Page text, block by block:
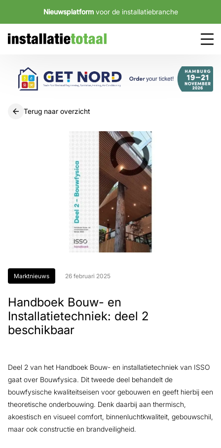
Nieuwsplatform voor de installatiebranche
Terug naar overzicht
Marktnieuws 26 februari 2025
Handboek Bouw- en
Installatietechniek: deel 2
beschikbaar
Deel 2 van het Handboek Bouw- en installatietechniek van ISSO
gaat over Bouwfysica. Dit tweede deel behandelt de
bouwfysische kwaliteitseisen voor gebouwen en geeft hierbij een
theoretische onderbouwing. Denk daarbij aan thermisch,
akoestisch en visueel comfort, binnenluchtkwaliteit, gebouwschil,
maar ook constructie en brandveiligheid.